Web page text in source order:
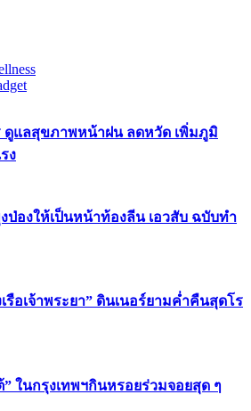
ดูแลสุขภาพหน้าฝน ลดหวัด เพิ่มภูมิ
ง
ป่องให้เป็นหน้าท้องลีน เอวสับ ฉบับทำ
รือเจ้าพระยา” ดินเนอร์ยามค่ำคืนสุดโร
” ในกรุงเทพฯกินหรอยร่วมจอยสุด ๆ